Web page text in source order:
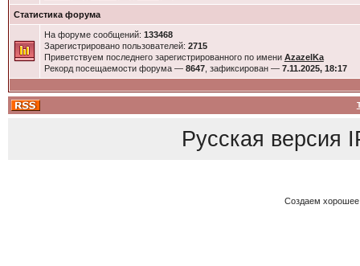
Статистика форума
На форуме сообщений: 133468
Зарегистрировано пользователей: 2715
Приветствуем последнего зарегистрированного по имени AzazelKa
Рекорд посещаемости форума — 8647, зафиксирован — 7.11.2025, 18:17
Русская версия
Создаем